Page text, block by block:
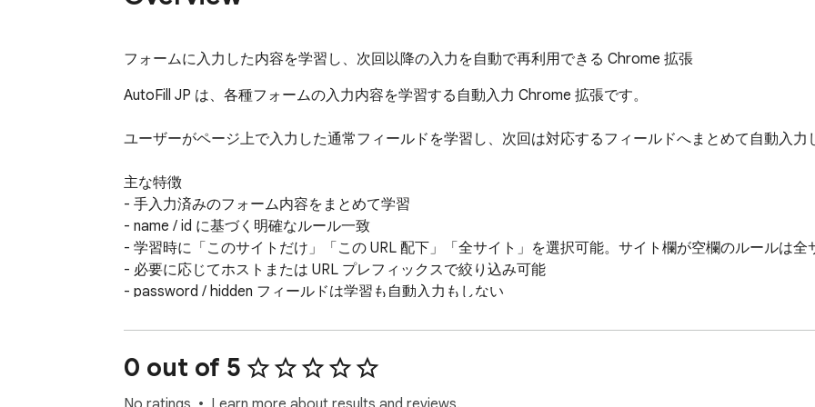
フォームに入力した内容を学習し、次回以降の入力を自動で再利用できる Chrome 拡張
AutoFill JP は、各種フォームの入力内容を学習する自動入力 Chrome 拡張です。
ユーザーがページ上で入力した通常フィールドを学習し、次回は対応するフィールドへまとめて自動入力
主な特徴
- 手入力済みのフォーム内容をまとめて学習
- name / id に基づく明確なルール一致
- 学習時に「このサイトだけ」「この URL 配下」「全サイト」を選択可能。サイト欄が空欄のルールは全
- 必要に応じてホストまたは URL プレフィックスで絞り込み可能
- password / hidden フィールドは学習も自動入力もしない
この拡張の目的は、ユーザーが自分で入力したフォーム情報を再利用し、繰り返し入力の手間を減らすこ
0 out of 5